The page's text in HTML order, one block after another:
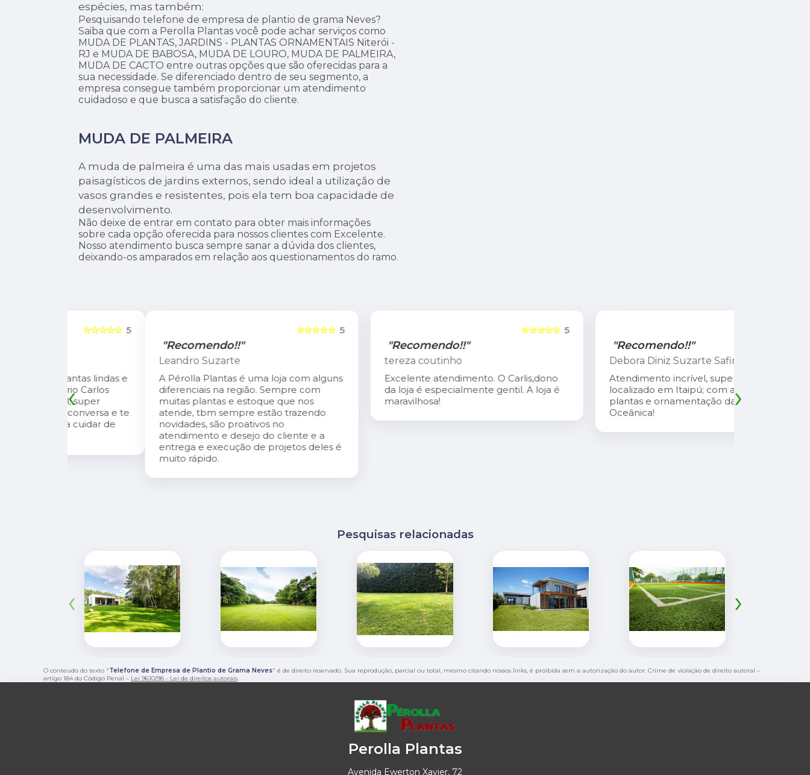
espécies, mas também:
Pesquisando telefone de empresa de plantio de grama Neves?
Saiba que com a Perolla Plantas você pode achar serviços como
MUDA DE PLANTAS, JARDINS - PLANTAS ORNAMENTAIS Niterói -
RJ e MUDA DE BABOSA, MUDA DE LOURO, MUDA DE PALMEIRA,
MUDA DE CACTO entre outras opções que são oferecidas para a
sua necessidade. Se diferenciado dentro de seu segmento, a
empresa consegue também proporcionar um atendimento
cuidadoso e que busca a satisfação do cliente.
MUDA DE PALMEIRA
A muda de palmeira é uma das mais usadas em projetos
paisagísticos de jardins externos, sendo ideal a utilização de
vasos grandes e resistentes, pois ela tem boa capacidade de
desenvolvimento.
Não deixe de entrar em contato para obter mais informações
sobre cada opção oferecida para nossos clientes com Excelente.
Nosso atendimento busca sempre sanar a dúvida dos clientes,
deixando-os amparados em relação aos questionamentos do ramo.
"Recomendo!!"
Leandro Suzarte
A Pérolla Plantas é uma loja com alguns
diferenciais na região. Sempre com
muitas plantas e estoque que nos
atende, tbm sempre estão trazendo
novidades, são proativos no
atendimento e desejo do cliente e a
entrega e execução de projetos deles é
muito rápido.
"Recomendo!!"
tereza coutinho
Excelente atendimento. O Carlis,dono
da loja é especialmente gentil. A loja é
maravilhosa!
"Recomendo!!"
Debora Diniz Suzarte Safira
Atendimento incrível, super bem
localizado em Itaipú; com as melhores
plantas e ornamentação da Região
‹ ›
Pesquisas relacionadas
‹ ›
O conteúdo do texto "Telefone de Empresa de Plantio de Grama Neves" é de direito reservado. Sua reprodução, parcial ou total, mesmo citando nossos links, é proibida sem a autorização do autor. Crime de violação de direito autoral –
artigo 184 do Código Penal – Lei 9610/98 - Lei de direitos autorais.
Perolla Plantas
Avenida Ewerton Xavier, 72